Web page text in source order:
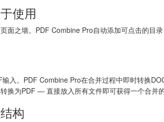
使用
面之墙。PDF Combine Pro自动添加可点击的目
入。PDF Combine Pro在合并过程中即时转换
换为PDF — 直接放入所有文件即可获得一个合并的
构